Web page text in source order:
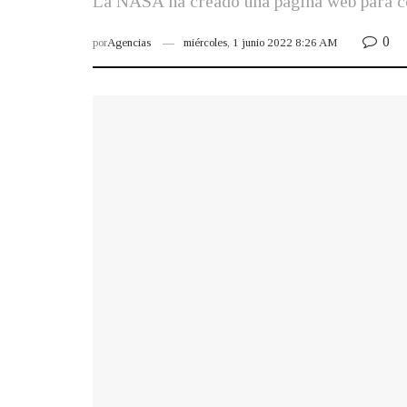
porAgencias miércoles, 1 junio 2022 8:26 AM 0